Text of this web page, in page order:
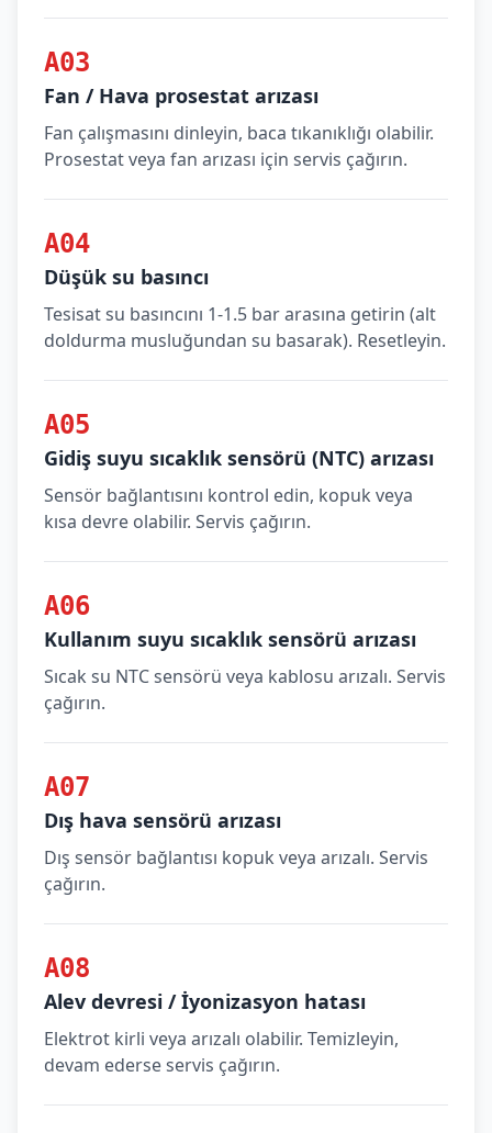
A03
Fan / Hava prosestat arızası
Fan çalışmasını dinleyin, baca tıkanıklığı olabilir.
Prosestat veya fan arızası için servis çağırın.
A04
Düşük su basıncı
Tesisat su basıncını 1-1.5 bar arasına getirin (alt
doldurma musluğundan su basarak). Resetleyin.
A05
Gidiş suyu sıcaklık sensörü (NTC) arızası
Sensör bağlantısını kontrol edin, kopuk veya
kısa devre olabilir. Servis çağırın.
A06
Kullanım suyu sıcaklık sensörü arızası
Sıcak su NTC sensörü veya kablosu arızalı. Servis
çağırın.
A07
Dış hava sensörü arızası
Dış sensör bağlantısı kopuk veya arızalı. Servis
çağırın.
A08
Alev devresi / İyonizasyon hatası
Elektrot kirli veya arızalı olabilir. Temizleyin,
devam ederse servis çağırın.